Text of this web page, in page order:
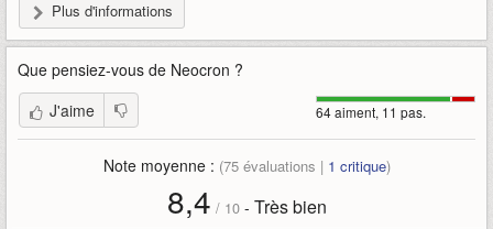
Plus d'informations
Que pensiez-vous de Neocron ?
64 aiment, 11 pas.
J'aime
Note moyenne : (75évaluations | 1 critique)
8,4 / 10- Très bien